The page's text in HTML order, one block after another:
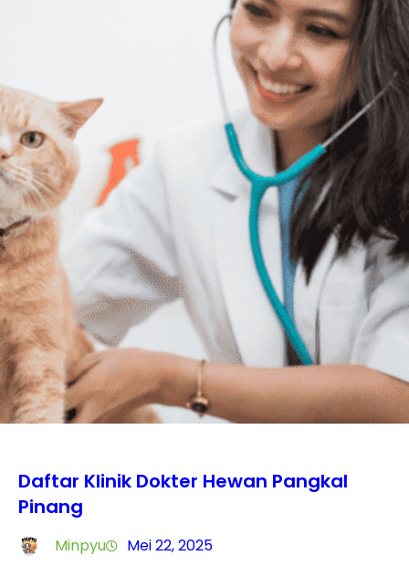
Daftar Klinik Dokter Hewan Pangkal
Pinang
Minpyu
Mei 22, 2025